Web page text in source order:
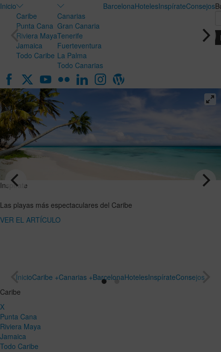
Inicio
Caribe
Punta Cana
Riviera Maya
Jamaica
Todo Caribe
Canarias
Gran Canaria
Tenerife
Fuerteventura
La Palma
Todo Canarias
BarcelonaHotelesInspírateConsejos
Inspírate
VER EL
miel en
ideal para
InicioCaribe +Canarias +BarcelonaHotelesInspírateConsejos
Caribe
X
Punta Cana
Riviera Maya
Jamaica
Todo Caribe